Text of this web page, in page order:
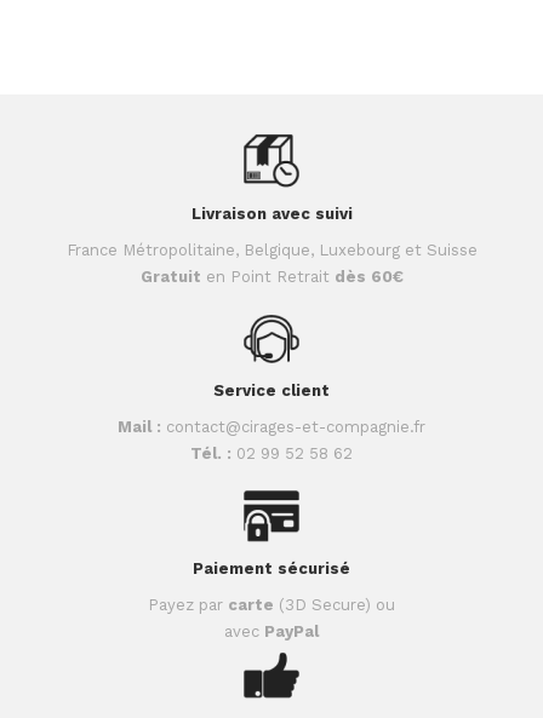
Livraison avec suivi
France Métropolitaine, Belgique, Luxebourg et Suisse
Gratuit en Point Retrait dès 60€
Service client
Mail : contact@cirages-et-compagnie.fr
Tél. : 02 99 52 58 62
Paiement sécurisé
Payez par carte (3D Secure) ou
avec PayPal